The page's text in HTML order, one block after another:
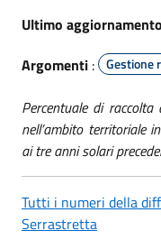
Ultimo aggiornamento
Argomenti : Gestione
Percentuale di
nell’ambito territoriale
ai tre anni solari
Tutti i numeri della
Serrastretta